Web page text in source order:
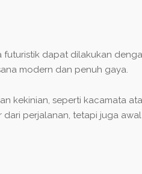
futuristik dapat dilakukan
modern dan penuh gaya.
kekinian, seperti kacamata
perjalanan, tetapi juga